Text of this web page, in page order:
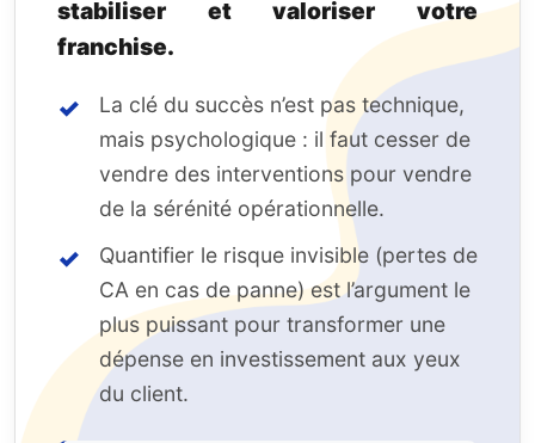
stabiliser et valoriser votre
franchise.
La clé du succès n’est pas technique,
mais psychologique : il faut cesser de
vendre des interventions pour vendre
de la sérénité opérationnelle.
Quantifier le risque invisible (pertes de
CA en cas de panne) est l’argument le
plus puissant pour transformer une
dépense en investissement aux yeux
du client.